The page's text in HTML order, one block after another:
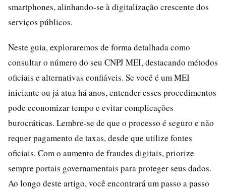
smartphones, alinhando-se à digitalização crescente dos
serviços públicos.
Neste guia, exploraremos de forma detalhada como
consultar o número do seu CNPJ MEI, destacando métodos
oficiais e alternativas confiáveis. Se você é um MEI
iniciante ou já atua há anos, entender esses procedimentos
pode economizar tempo e evitar complicações
burocráticas. Lembre-se de que o processo é seguro e não
requer pagamento de taxas, desde que utilize fontes
oficiais. Com o aumento de fraudes digitais, priorize
sempre portais governamentais para proteger seus dados.
Ao longo deste artigo, você encontrará um passo a passo